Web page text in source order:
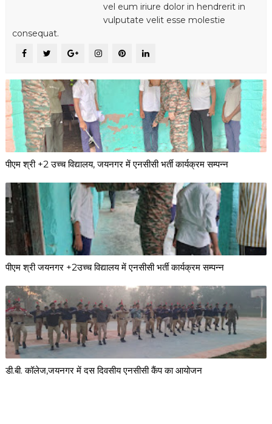
vel eum iriure dolor in hendrerit in
vulputate velit esse molestie
consequat.
पीएम श्री +2 उच्च विद्यालय, जयनगर में एनसीसी भर्ती कार्यक्रम सम्पन्न
पीएम श्री जयनगर +2उच्च विद्यालय में एनसीसी भर्ती कार्यक्रम सम्पन्न
डी.बी. कॉलेज,जयनगर में दस दिवसीय एनसीसी कैंप का आयोजन